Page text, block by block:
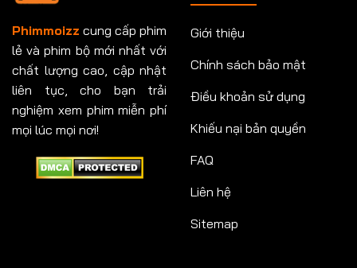
Phimmoizz cung cấp phim
lẻ và phim bộ mới nhất với
chất lượng cao, cập nhật
liên tục, cho bạn trải
nghiệm xem phim miễn phí
mọi lúc mọi nơi!
Giới thiệu
Chính sách bảo mật
Điều khoản sử dụng
Khiếu nại bản quyền
FAQ
Liên hệ
Sitemap